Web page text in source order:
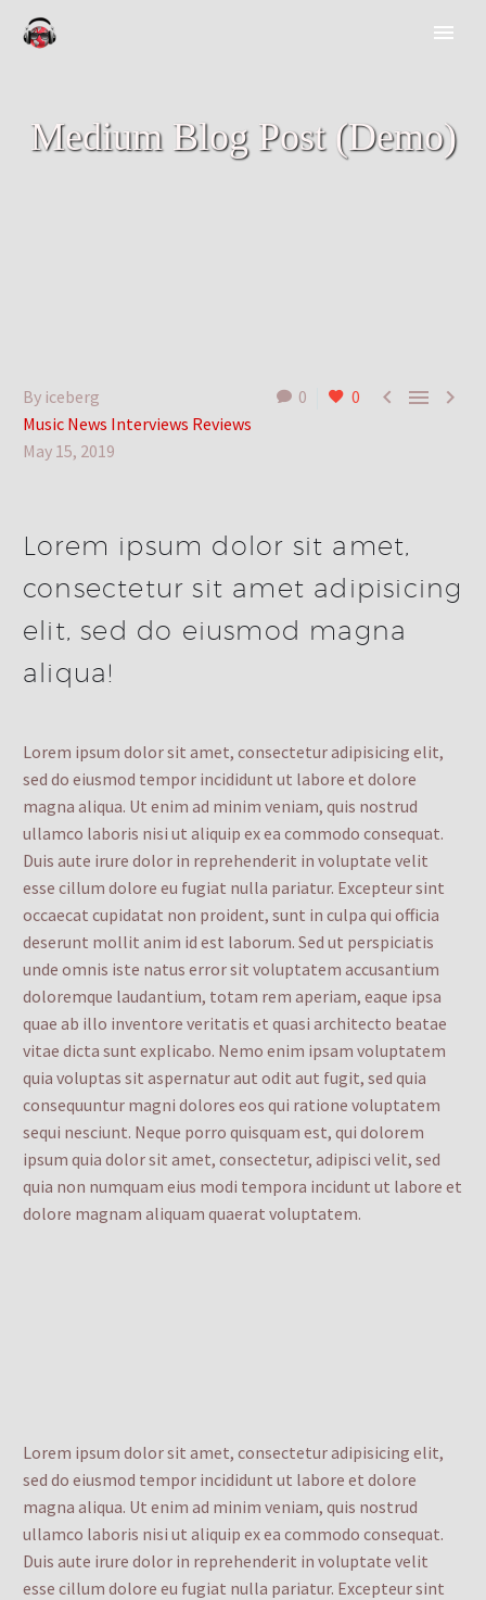
Medium Blog Post (Demo)
0 0   
By iceberg
Music News Interviews Reviews
May 15, 2019
Lorem ipsum dolor sit amet,
consectetur sit amet adipisicing
elit, sed do eiusmod magna
aliqua!
Lorem ipsum dolor sit amet, consectetur adipisicing elit,
sed do eiusmod tempor incididunt ut labore et dolore
magna aliqua. Ut enim ad minim veniam, quis nostrud
ullamco laboris nisi ut aliquip ex ea commodo consequat.
Duis aute irure dolor in reprehenderit in voluptate velit
esse cillum dolore eu fugiat nulla pariatur. Excepteur sint
occaecat cupidatat non proident, sunt in culpa qui officia
deserunt mollit anim id est laborum. Sed ut perspiciatis
unde omnis iste natus error sit voluptatem accusantium
doloremque laudantium, totam rem aperiam, eaque ipsa
quae ab illo inventore veritatis et quasi architecto beatae
vitae dicta sunt explicabo. Nemo enim ipsam voluptatem
quia voluptas sit aspernatur aut odit aut fugit, sed quia
consequuntur magni dolores eos qui ratione voluptatem
sequi nesciunt. Neque porro quisquam est, qui dolorem
ipsum quia dolor sit amet, consectetur, adipisci velit, sed
quia non numquam eius modi tempora incidunt ut labore et
dolore magnam aliquam quaerat voluptatem.
Lorem ipsum dolor sit amet, consectetur adipisicing elit,
sed do eiusmod tempor incididunt ut labore et dolore
magna aliqua. Ut enim ad minim veniam, quis nostrud
ullamco laboris nisi ut aliquip ex ea commodo consequat.
Duis aute irure dolor in reprehenderit in voluptate velit
esse cillum dolore eu fugiat nulla pariatur. Excepteur sint